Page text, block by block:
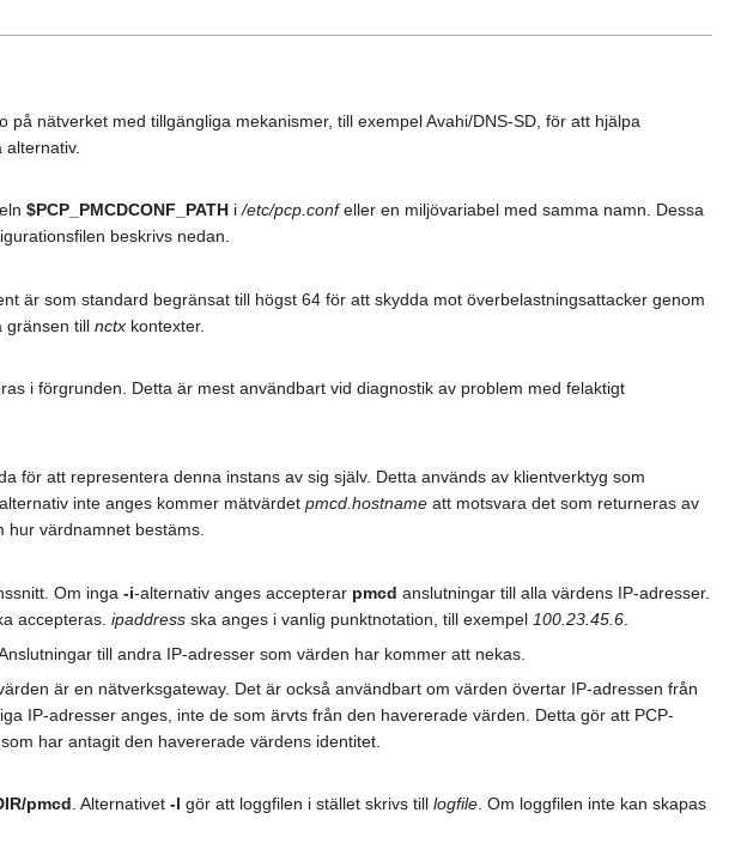
på nätverket med tillgängliga mekanismer, till exempel Avahi/DNS-SD, för att hjälpa
$PCP_PMCDCONF_PATH i/etc/pcp.confeller en miljövariabel med samma namn. Dessa
beskrivs nedan.
är som standard begränsat till högst 64 för att skydda mot överbelastningsattacker genom
gränsen tillnctx kontexter.
i förgrunden. Detta är mest användbart vid diagnostik av problem med felaktigt
för att representera denna instans av sig själv. Detta används av klientverktyg som
inte anges kommer mätvärdetpmcd.hostname att motsvara det som returneras av
hur värdnamnet bestäms.
Om inga-i-alternativ anges accepterar pmcd anslutningar till alla värdens IP-adresser.
accepteras.ipaddress ska anges i vanlig punktnotation, till exempel 100.23.45.6
till andra IP-adresser som värden har kommer att nekas.
är en nätverksgateway. Det är också användbart om värden övertar IP-adressen från
IP-adresser anges, inte de som ärvts från den havererade värden. Detta gör att PCP-
har antagit den havererade värdens identitet.
pmcd . Alternativet-l gör att loggfilen i stället skrivs tilllogfile . Om loggfilen inte kan skapas